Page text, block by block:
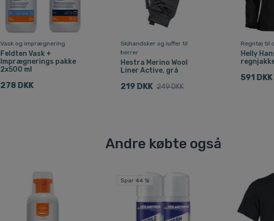
Vask og imprægnering
Feldten Vask +
Imprægnerings pakke
2x500 ml
278 DKK
Skihandsker og luffer til
herrer
Hestra Merino Wool
Liner Active, grå
219 DKK 249 DKK
Regntøj til
Helly
591 DKK
Andre købte også
Spar 44 %